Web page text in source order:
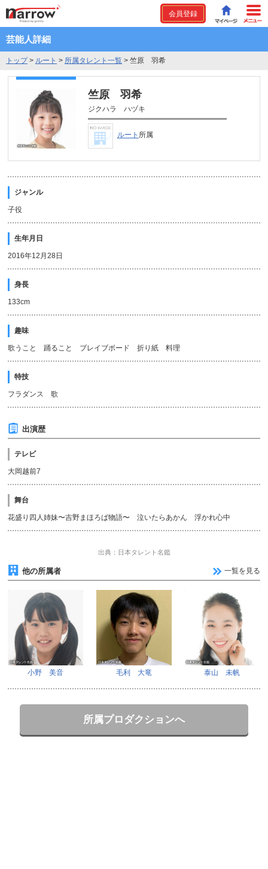
会員登録
芸能人詳細
トップ> ルート > 所属タレント一覧 > 竺原 羽希
竺原 羽希
ジクハラ ハヅキ
ルート 所属
ジャンル
子役
生年月日
2016年12月28日
身長
133cm
趣味
歌うこと 踊ること ブレイブボード 折り紙 料理
特技
フラダンス 歌
出演歴
テレビ
大岡越前7
舞台
花盛り四人姉妹〜吉野まほろば物語〜 泣いたらあかん 浮かれ心中
出典：日本タレント名鑑
他の所属者 一覧を見る
小野 美音 毛利 大竜 泰山 未帆
所属プロダクションへ